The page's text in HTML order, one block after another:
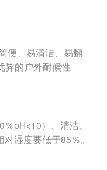
便、易清洁、易翻
的户外耐候性
pH<10）、清洁、
湿度要低于85％。